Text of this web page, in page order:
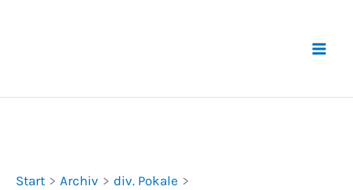
Start Archiv
div. Pokale